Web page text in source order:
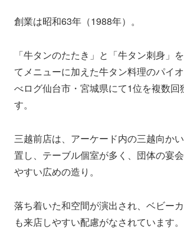
創業は昭和63年（1988年）。
「牛タンのたたき」と「牛タン刺身」
てメニューに加えた牛タン料理のパイ
べログ仙台市・宮城県にて1位を複数回
す。
三越前店は、アーケード内の三越向か
置し、テーブル個室が多く、団体の宴
やすい広めの造り。
落ち着いた和空間が演出され、ベビー
も来店しやすい配慮がなされています。